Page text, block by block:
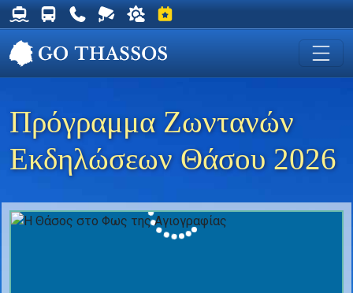
Δρομολόγια Φέρυ για Θάσο
Δρομολόγια Λεωφορείων Θάσου
Χρήσιμα Τηλέφωνα
Ζωντανή Κάμερα στη Χρυσή Ακτή
Ο καιρός στη Θάσο
Εκδηλώσεις στη Θάσο
Πρόγραμμα Ζωντανών
Εκδηλώσεων Θάσου 2026